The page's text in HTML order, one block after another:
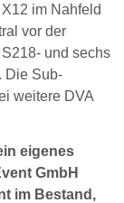
im Nahfeld
vor der
und sechs
Die Sub-
weitere DVA
eigenes
GmbH
im Bestand,